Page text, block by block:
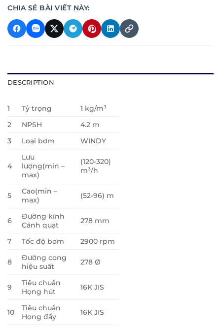
CHIA SẺ BÀI VIẾT NÀY:
DESCRIPTION
1 Tỷ trọng
1 kg/m³
2
NPSH
4.2 m
3
Loại bơm WINDY
4
Lưu
lượng(min –
max)
(120-320)
m³/h
5
Cao(min –
max)
(52-96) m
6
Đường kính
Cánh quạt
278 mm
7 Tốc độ bơm 2900 rpm
8
Đường cong
hiệu suất
278 Ø
9
Tiêu chuẩn
Họng hút
16K JIS
10
Tiêu chuẩn
Họng đẩy
16K JIS